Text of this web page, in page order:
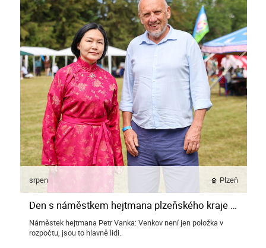
srpen Plzeň
Den s náměstkem hejtmana plzeňského kraje Petrem Vankou
Náměstek hejtmana Petr Vanka: Venkov není jen položka v
rozpočtu, jsou to hlavně lidi.